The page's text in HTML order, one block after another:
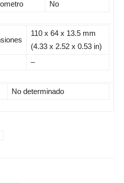
No
110 x 64 x 13.5 mm
(4.33 x 2.52 x 0.53 in)
–
No determinado